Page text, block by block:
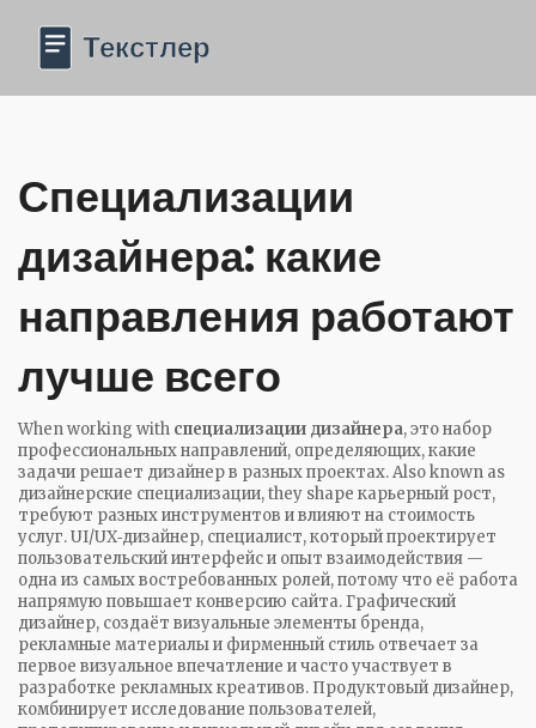
Специализации
дизайнера: какие
направления работают
лучше всего
When working with специализации дизайнера,это набор
профессиональных направлений, определяющих, какие
задачи решает дизайнер в разных проектах. Also known as
дизайнерские специализации, they shape карьерный рост,
требуют разных инструментов и влияют на стоимость
услуг.UI/UX‑дизайнер, специалист, который проектирует
пользовательский интерфейс и опыт взаимодействия —
одна из самых востребованных ролей, потому что её работа
напрямую повышает конверсию сайта.Графический
дизайнер, создаёт визуальные элементы бренда,
рекламные материалы и фирменный стиль отвечает за
первое визуальное впечатление и часто участвует в
разработке рекламных креативов. Продуктовый дизайнер,
комбинирует исследование пользователей,